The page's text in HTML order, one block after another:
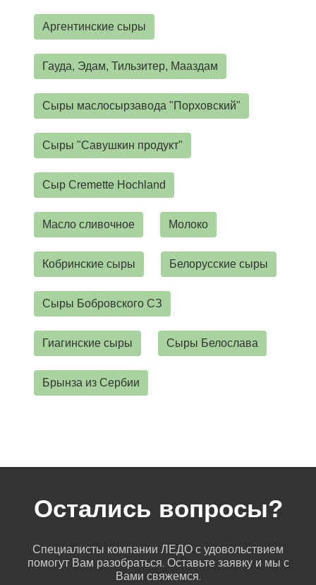
Аргентинские сыры
Гауда, Эдам, Тильзитер, Мааздам
Сыры маслосырзавода "Порховский"
Сыры "Савушкин продукт"
Сыр Cremette Hochland
Масло сливочное Молоко
Кобринские сыры Белорусские сыры
Сыры Бобровского СЗ
Гиагинские сыры Сыры Белослава
Брынза из Сербии
Остались вопросы?
Специалисты компании ЛЕДО с удовольствием
помогут Вам разобраться. Оставьте заявку и мы с
Вами свяжемся.